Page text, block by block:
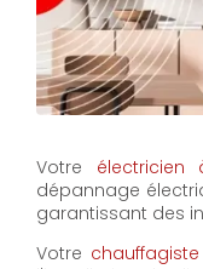
Votre électricien
dépannage
garantissant des
Votre